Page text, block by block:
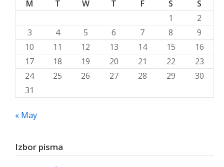
M
T W T F S
S
1
2
3
4 5 6 7 8
9
10
11 12 13 14 15
16
17
18 19 20 21 22
23
24
25 26 27 28 29
30
31
« May
Izbor pisma